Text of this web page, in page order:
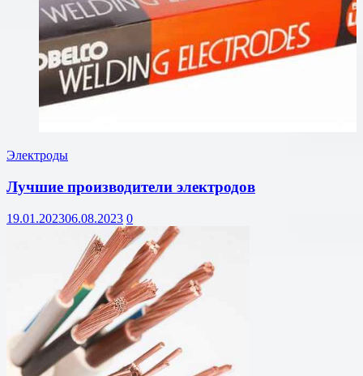
Электроды
Лучшие производители электродов
19.01.202306.08.2023 0